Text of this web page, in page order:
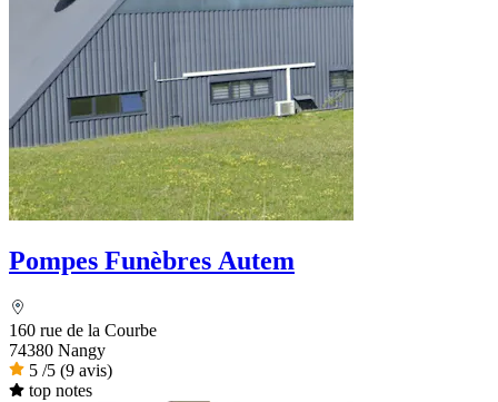
Pompes Funèbres Autem
160 rue de la Courbe
74380 Nangy
5 /5 (9 avis)
top notes